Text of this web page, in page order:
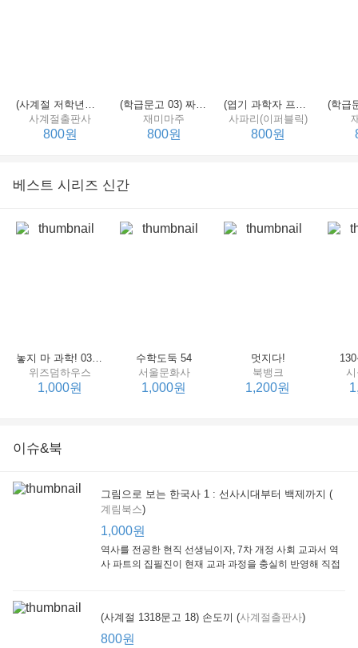
(사계절 저학년문고 21) 선생님은 모르는 게 너무 많아
사계절출판사
800원
(학급문고 03) 짜장 짬뽕 탕수육
재미마주
800원
(엽기 과학자 프래니 01) 도시락 괴물이 나타났다
사파리(이퍼블릭)
800원
Little, Brown
1,000원
베스트 시리즈 신간
놓지 마 과학! 03 : 정신이 공룡에 정신 놓다
위즈덤하우스
1,000원
수학도둑 54
서울문화사
1,000원
멋지다!
북뱅크
1,200원
이슈&북
그림으로 보는 한국사 1 : 선사시대부터 백제까지 (
계림북스)
1,000원
역사를 전공한 현직 선생님이자, 7차 개정 사회 교과서 역
사 파트의 집필진이 현재 교과 과정을 충실히 반영해 직접
(사계절 1318문고 18) 손도끼 (사계절출판사)
800원